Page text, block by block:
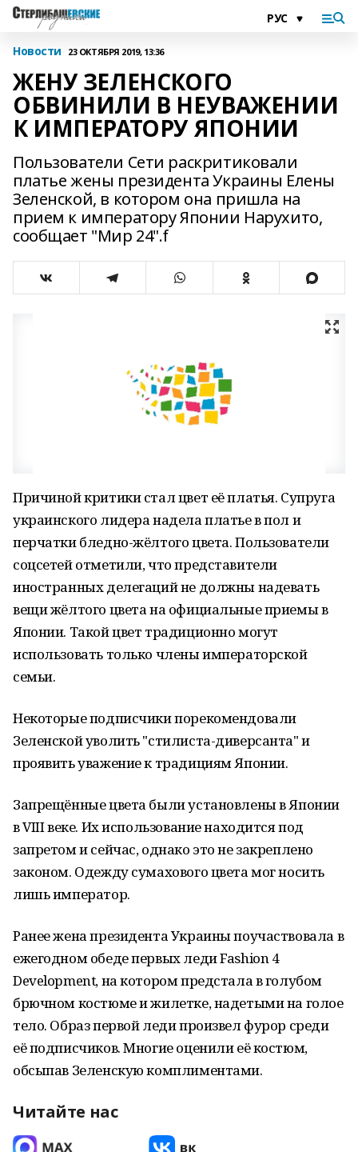
Новости 23 ОКТЯБРЯ 2019, 13:36
ЖЕНУ ЗЕЛЕНСКОГО
ОБВИНИЛИ В НЕУВАЖЕНИИ
К ИМПЕРАТОРУ ЯПОНИИ
Пользователи Сети раскритиковали
платье жены президента Украины Елены
Зеленской, в котором она пришла на
прием к императору Японии Нарухито,
сообщает "Мир 24".f
Причиной критики стал цвет её платья. Супруга
украинского лидера надела платье в пол и
перчатки бледно-жёлтого цвета. Пользователи
соцсетей отметили, что представители
иностранных делегаций не должны надевать
вещи жёлтого цвета на официальные приемы в
Японии. Такой цвет традиционно могут
использовать только члены императорской
семьи.
Некоторые подписчики порекомендовали
Зеленской уволить "стилиста-диверсанта" и
проявить уважение к традициям Японии.
Запрещённые цвета были установлены в Японии
в VIII веке. Их использование находится под
запретом и сейчас, однако это не закреплено
законом. Одежду сумахового цвета мог носить
лишь император.
Ранее жена президента Украины поучаствовала в
ежегодном обеде первых леди Fashion 4
Development, на котором предстала в голубом
брючном костюме и жилетке, надетыми на голое
тело. Образ первой леди произвел фурор среди
её подписчиков. Многие оценили её костюм,
обсыпав Зеленскую комплиментами.
Читайте нас